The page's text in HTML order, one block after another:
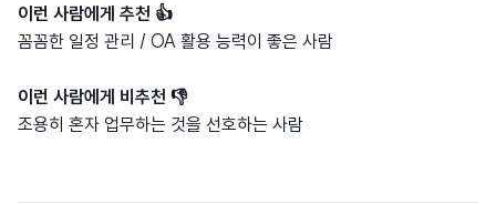
이런 사람에게 추천 👍
꼼꼼한 일정 관리 / OA 활용 능력이 좋은 사람
이런 사람에게 비추천 👎
조용히 혼자 업무하는 것을 선호하는 사람